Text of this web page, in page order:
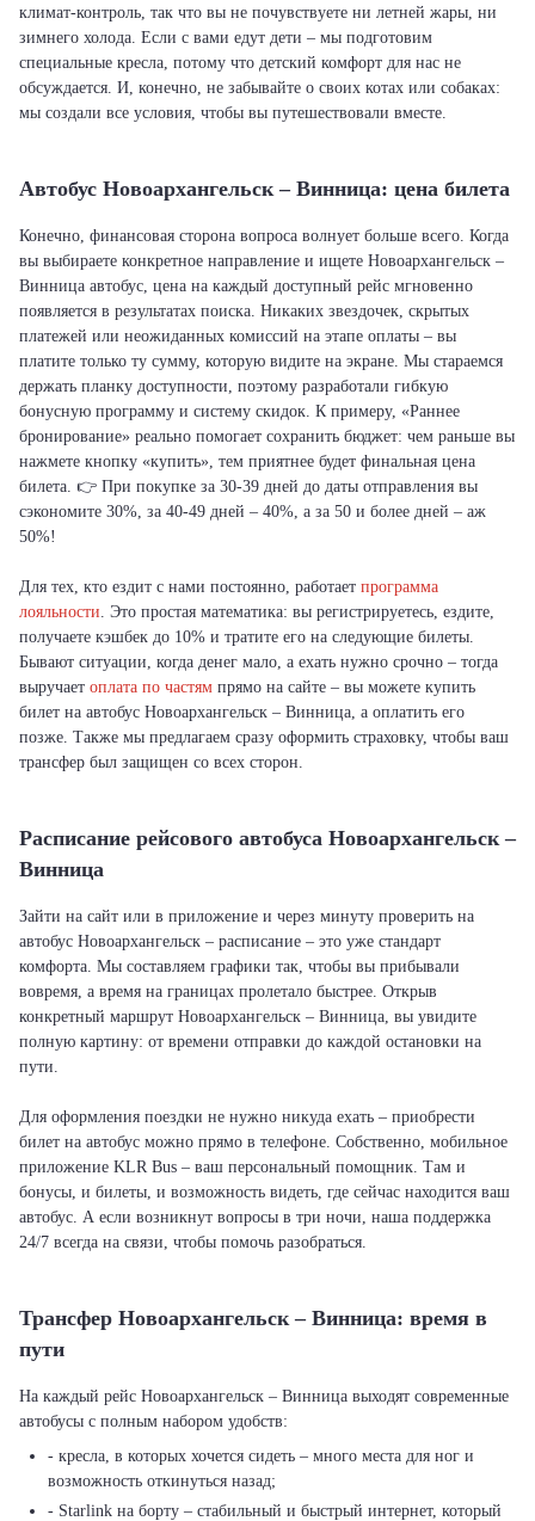
климат-контроль, так что вы не почувствуете ни летней жары, ни
зимнего холода. Если с вами едут дети – мы подготовим
специальные кресла, потому что детский комфорт для нас не
обсуждается. И, конечно, не забывайте о своих котах или собаках:
мы создали все условия, чтобы вы путешествовали вместе.
Автобус Новоархангельск – Винница: цена билета
Конечно, финансовая сторона вопроса волнует больше всего. Когда
вы выбираете конкретное направление и ищете Новоархангельск –
Винница автобус, цена на каждый доступный рейс мгновенно
появляется в результатах поиска. Никаких звездочек, скрытых
платежей или неожиданных комиссий на этапе оплаты – вы
платите только ту сумму, которую видите на экране. Мы стараемся
держать планку доступности, поэтому разработали гибкую
бонусную программу и систему скидок. К примеру, «Раннее
бронирование» реально помогает сохранить бюджет: чем раньше вы
нажмете кнопку «купить», тем приятнее будет финальная цена
билета. 👉 При покупке за 30-39 дней до даты отправления вы
сэкономите 30%, за 40-49 дней – 40%, а за 50 и более дней – аж
50%!
Для тех, кто ездит с нами постоянно, работает программа
лояльности. Это простая математика: вы регистрируетесь, ездите,
получаете кэшбек до 10% и тратите его на следующие билеты.
Бывают ситуации, когда денег мало, а ехать нужно срочно – тогда
выручает оплата по частям прямо на сайте – вы можете купить
билет на автобус Новоархангельск – Винница, а оплатить его
позже. Также мы предлагаем сразу оформить страховку, чтобы ваш
трансфер был защищен со всех сторон.
Расписание рейсового автобуса Новоархангельск –
Винница
Зайти на сайт или в приложение и через минуту проверить на
автобус Новоархангельск – расписание – это уже стандарт
комфорта. Мы составляем графики так, чтобы вы прибывали
вовремя, а время на границах пролетало быстрее. Открыв
конкретный маршрут Новоархангельск – Винница, вы увидите
полную картину: от времени отправки до каждой остановки на
пути.
Для оформления поездки не нужно никуда ехать – приобрести
билет на автобус можно прямо в телефоне. Собственно, мобильное
приложение KLR Bus – ваш персональный помощник. Там и
бонусы, и билеты, и возможность видеть, где сейчас находится ваш
автобус. А если возникнут вопросы в три ночи, наша поддержка
24/7 всегда на связи, чтобы помочь разобраться.
Трансфер Новоархангельск – Винница: время в
пути
На каждый рейс Новоархангельск – Винница выходят современные
автобусы с полным набором удобств:
- кресла, в которых хочется сидеть – много места для ног и
возможность откинуться назад;
- Starlink на борту – стабильный и быстрый интернет, который